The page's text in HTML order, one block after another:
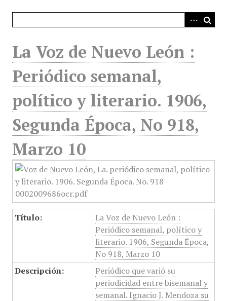
La Voz de Nuevo León :
Periódico semanal,
político y literario. 1906,
Segunda Época, No 918,
Marzo 10
Título:
La Voz de Nuevo León :
Periódico semanal, político y
literario. 1906, Segunda Época,
No 918, Marzo 10
Descripción:
Periódico que varió su
periodicidad entre bisemanal y
semanal. Ignacio J. Mendoza su